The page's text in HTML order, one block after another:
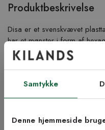
Samtykke
Denne hjemmeside
Produktbeskrivelse
Disa er et svenskvævet
har et mønster i form af
betyder, at farverne er
er praktiske og lette at
eller i gangen. Her ser du